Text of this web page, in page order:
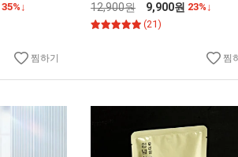
35%↓
찜하기
12,900원
9,900원 23%↓
(21)
찜